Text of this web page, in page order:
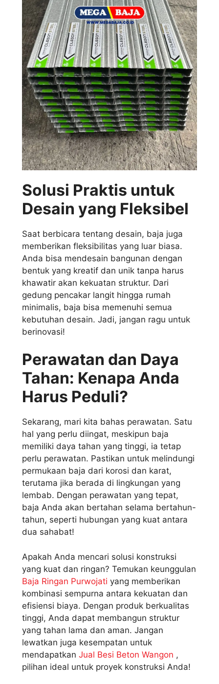
Solusi Praktis untuk
Desain yang Fleksibel
Saat berbicara tentang desain, baja juga
memberikan fleksibilitas yang luar biasa.
Anda bisa mendesain bangunan dengan
bentuk yang kreatif dan unik tanpa harus
khawatir akan kekuatan struktur. Dari
gedung pencakar langit hingga rumah
minimalis, baja bisa memenuhi semua
kebutuhan desain. Jadi, jangan ragu untuk
berinovasi!
Perawatan dan Daya
Tahan: Kenapa Anda
Harus Peduli?
Sekarang, mari kita bahas perawatan. Satu
hal yang perlu diingat, meskipun baja
memiliki daya tahan yang tinggi, ia tetap
perlu perawatan. Pastikan untuk melindungi
permukaan baja dari korosi dan karat,
terutama jika berada di lingkungan yang
lembab. Dengan perawatan yang tepat,
baja Anda akan bertahan selama bertahun-
tahun, seperti hubungan yang kuat antara
dua sahabat!
Apakah Anda mencari solusi konstruksi
yang kuat dan ringan? Temukan keunggulan
Baja Ringan Purwojati yang memberikan
kombinasi sempurna antara kekuatan dan
efisiensi biaya. Dengan produk berkualitas
tinggi, Anda dapat membangun struktur
yang tahan lama dan aman. Jangan
lewatkan juga kesempatan untuk
mendapatkan Jual Besi Beton Wangon ,
pilihan ideal untuk proyek konstruksi Anda!